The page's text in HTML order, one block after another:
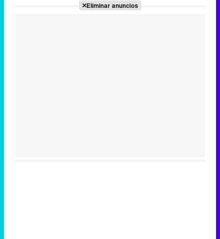
Eliminar anuncios